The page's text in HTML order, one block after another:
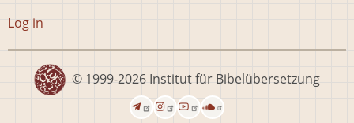
User
menu
Log in
© 1999-2026 Institut für Bibelübersetzung